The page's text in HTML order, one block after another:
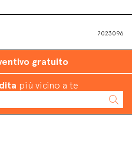
7023096
gratuito
più vicino a te